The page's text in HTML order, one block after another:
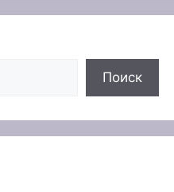
Поиск